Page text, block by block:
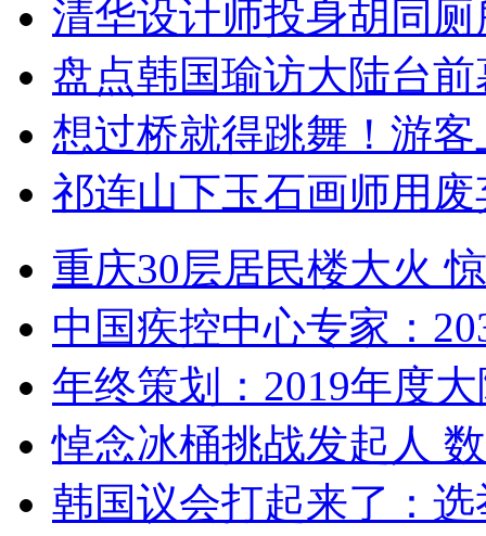
清华设计师投身胡同
盘点韩国瑜访大陆台
想过桥就得跳舞！游客
祁连山下玉石画师用
重庆30层居民楼大火
中国疾控中心专家：
年终策划：2019年度
悼念冰桶挑战发起人
韩国议会打起来了：